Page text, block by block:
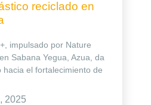
reciclado en
impulsado por Nature
Sabana Yegua, Azua, da
hacia el fortalecimiento de
2025